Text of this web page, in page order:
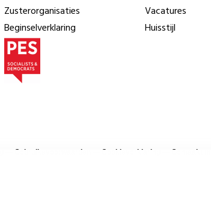
Zusterorganisaties
Beginselverklaring
Vacatures
Huisstijl
Gebruiksvoorwaarden Cookieverklaring Gemaakt